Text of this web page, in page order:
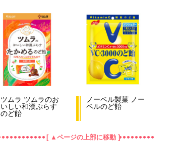
ツムラ ツムラのお
いしい和漢ぷらす
のど飴
ノーベル製菓 ノー
ベルのど飴
[ ▲ページの上部に移動 ]